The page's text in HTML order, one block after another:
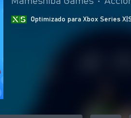
Optimizado para Xbox Series